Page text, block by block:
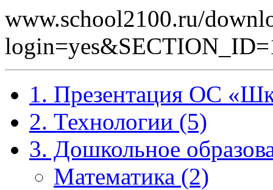
www.school2100.ru/
1. Презентация ОС
2. Технологии (5)
3. Дошкольное
Математика (2)